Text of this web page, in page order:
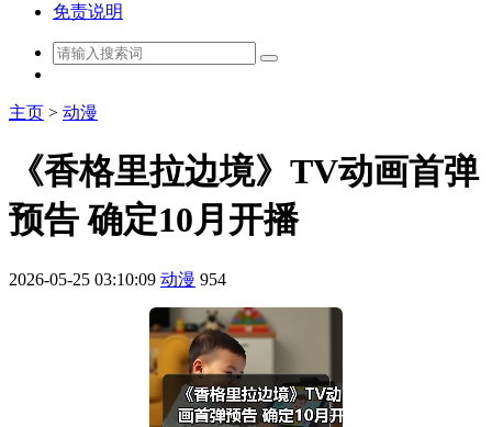
免责说明
主页 > 动漫
《香格里拉边境》TV动画首弹
预告 确定10月开播
2026-05-25 03:10:09 动漫 954